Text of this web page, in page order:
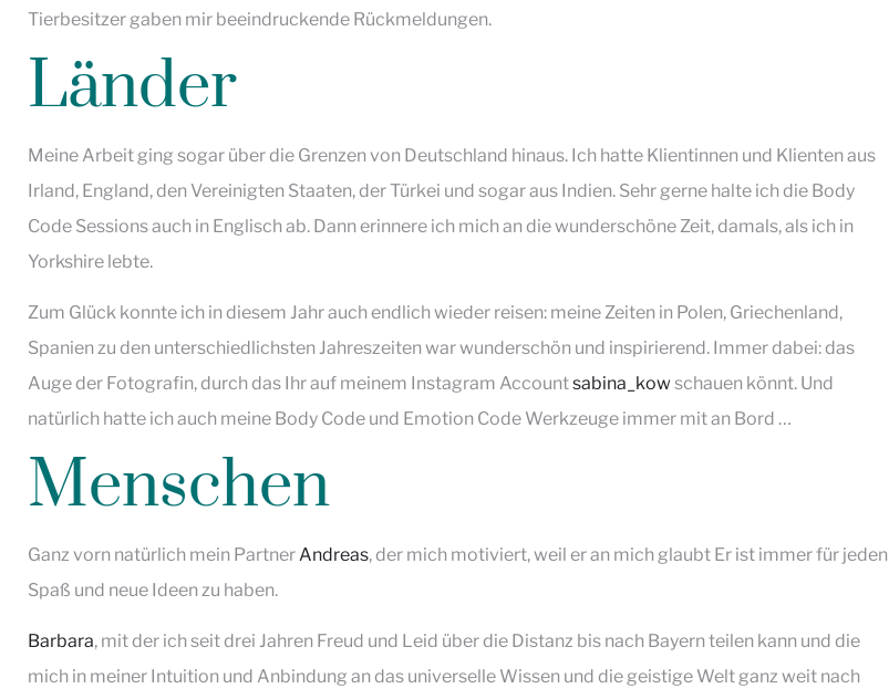
Tierbesitzer gaben mir beeindruckende Rückmeldungen.
Länder
Meine Arbeit ging sogar über die Grenzen von Deutschland hinaus. Ich hatte Klientinnen und Klienten aus
Irland, England, den Vereinigten Staaten, der Türkei und sogar aus Indien. Sehr gerne halte ich die Body
Code Sessions auch in Englisch ab. Dann erinnere ich mich an die wunderschöne Zeit, damals, als ich in
Yorkshire lebte.
Zum Glück konnte ich in diesem Jahr auch endlich wieder reisen: meine Zeiten in Polen, Griechenland,
Spanien zu den unterschiedlichsten Jahreszeiten war wunderschön und inspirierend. Immer dabei: das
Auge der Fotografin, durch das Ihr auf meinem Instagram Accountsabina_kow schauen könnt. Und
natürlich hatte ich auch meine Body Code und Emotion Code Werkzeuge immer mit an Bord …
Menschen
Ganz vorn natürlich mein Partner Andreas, der mich motiviert, weil er an mich glaubt Er ist immer für jeden
Spaß und neue Ideen zu haben.
Barbara, mit der ich seit drei Jahren Freud und Leid über die Distanz bis nach Bayern teilen kann und die
mich in meiner Intuition und Anbindung an das universelle Wissen und die geistige Welt ganz weit nach